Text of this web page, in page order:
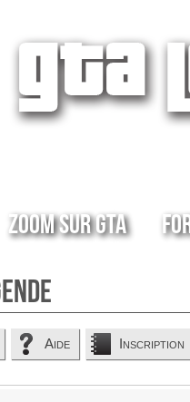
Zoom sur GTA
Aide Inscription